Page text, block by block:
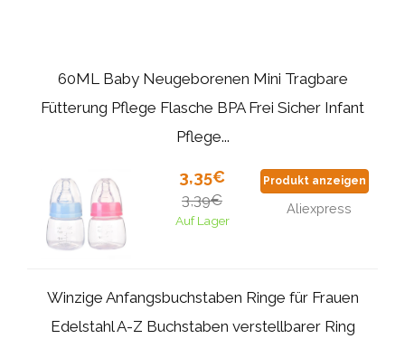
60ML Baby Neugeborenen Mini Tragbare
Fütterung Pflege Flasche BPA Frei Sicher Infant
Pflege...
3,35€
3,39€
Auf Lager
Produkt anzeigen
Aliexpress
Winzige Anfangsbuchstaben Ringe für Frauen
Edelstahl A-Z Buchstaben verstellbarer Ring